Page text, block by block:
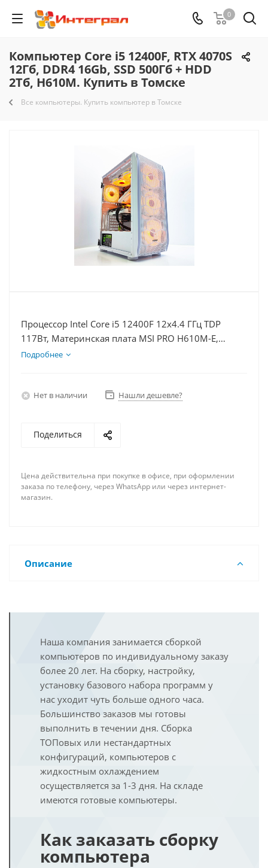
0
Компьютер Core i5 12400F, RTX 4070S
12Гб, DDR4 16Gb, SSD 500Гб + HDD
2Тб, H610M. Купить в Томске
Все компьютеры. Купить компьютер в Томске
Процессор Intel Core i5 12400F 12x4.4 ГГц TDP
117Вт, Материнская плата MSI PRO H610M-E,
Видеокарта RTX 4070S 12Гб, Память DDR4 16Gb,
Подробнее
Нет в наличии Нашли дешевле?
Поделиться
Цена действительна при покупке в офисе, при оформлении
заказа по телефону, через WhatsApp или через интернет-
магазин.
Описание
Наша компания занимается сборкой
компьютеров по индивидуальному заказу
более 20 лет. На сборку, настройку,
установку базового набора программ у
нас уходит чуть больше одного часа.
Большинство заказов мы готовы
выполнить в течении дня. Сборка
ТОПовых или нестандартных
конфигураций, компьютеров с
жидкостным охлаждением
осуществляется за 1-3 дня. На складе
имеются готовые компьютеры.
Как заказать сборку
компьютера